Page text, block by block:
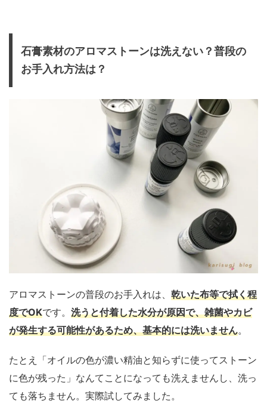
石膏素材のアロマストーンは洗えない？普段の
お手入れ方法は？
アロマストーンの普段のお手入れは、 乾いた布等で拭く程
度でOKです。 洗うと付着した水分が原因で、雑菌やカビ
が発生する可能性があるため、基本的には洗いません。
たとえ「オイルの色が濃い精油と知らずに使ってストーン
に色が残った」なんてことになっても洗えませんし、洗っ
ても落ちません。実際試してみました。